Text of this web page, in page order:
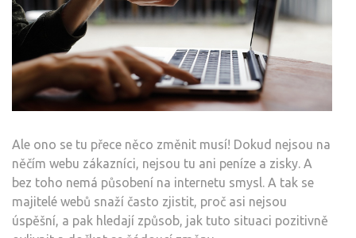
Ale ono se tu přece něco změnit musí! Dokud nejsou na
něčím webu zákazníci, nejsou tu ani peníze a zisky. A
bez toho nemá působení na internetu smysl. A tak se
majitelé webů snaží často zjistit, proč asi nejsou
úspěšní, a pak hledají způsob, jak tuto situaci pozitivně